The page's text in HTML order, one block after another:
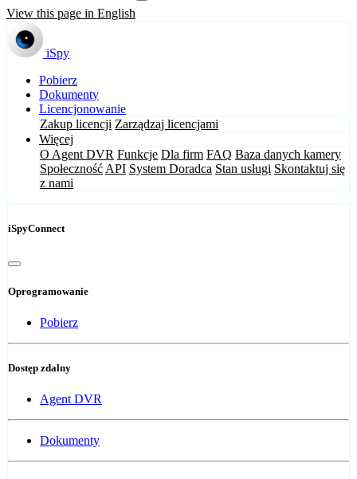
View this page in English
iSpy
Pobierz
Dokumenty
Licencjonowanie
Zakup licencji Zarządzaj licencjami
Więcej
O Agent DVR Funkcje Dla firm FAQ Baza danych kamery
Społeczność API System Doradca Stan usługi Skontaktuj się
z nami
iSpyConnect
Oprogramowanie
Pobierz
Dostęp zdalny
Agent DVR
Dokumenty